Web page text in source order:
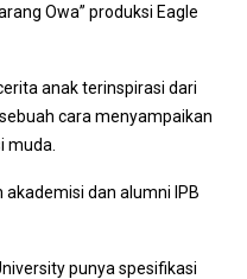
Owa” produksi Eagle
anak terinspirasi dari
cara menyampaikan
muda.
dan alumni IPB
punya spesifikasi